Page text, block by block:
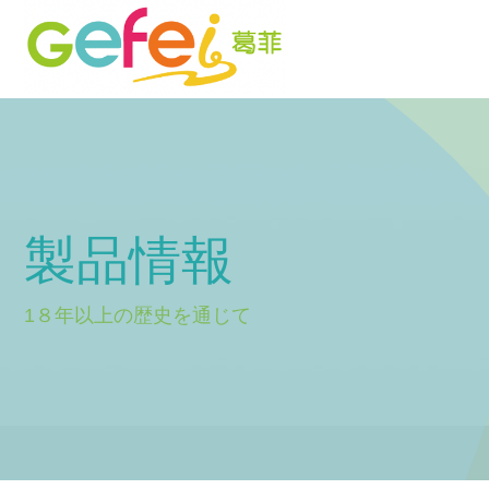
製品情報
1８年以上の歴史を通じて